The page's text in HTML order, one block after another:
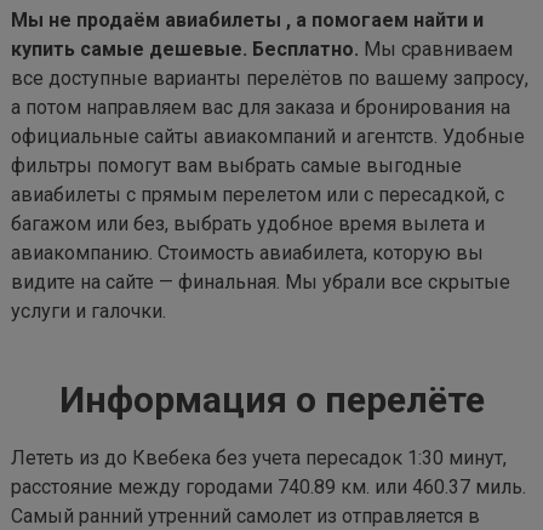
Мы не продаём авиабилеты , а помогаем найти и
купить самые дешевые. Бесплатно. Мы сравниваем
все доступные варианты перелётов по вашему запросу,
а потом направляем вас для заказа и бронирования на
официальные сайты авиакомпаний и агентств. Удобные
фильтры помогут вам выбрать самые выгодные
авиабилеты с прямым перелетом или с пересадкой, с
багажом или без, выбрать удобное время вылета и
авиакомпанию. Стоимость авиабилета, которую вы
видите на сайте — финальная. Мы убрали все скрытые
услуги и галочки.
Информация о перелёте
Лететь из до Квебека без учета пересадок 1:30 минут,
расстояние между городами 740.89 км. или 460.37 миль.
Самый ранний утренний самолет из отправляется в